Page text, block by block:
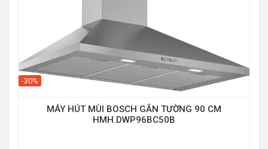
-30%
MÁY HÚT MÙI BOSCH GẮN TƯỜNG 90 CM
HMH.DWP96BC50B